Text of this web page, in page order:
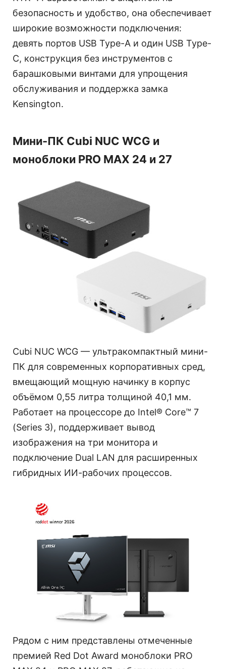
безопасность и удобство, она обеспечивает
широкие возможности подключения:
девять портов USB Type-A и один USB Type-
C, конструкция без инструментов с
барашковыми винтами для упрощения
обслуживания и поддержка замка
Kensington.
Мини-ПК Cubi NUC WCG и
моноблоки PRO MAX 24 и 27
Cubi NUC WCG — ультракомпактный мини-
ПК для современных корпоративных сред,
вмещающий мощную начинку в корпус
объёмом 0,55 литра толщиной 40,1 мм.
Работает на процессоре до Intel® Core™ 7
(Series 3), поддерживает вывод
изображения на три монитора и
подключение Dual LAN для расширенных
гибридных ИИ-рабочих процессов.
Рядом с ним представлены отмеченные
премией Red Dot Award моноблоки PRO